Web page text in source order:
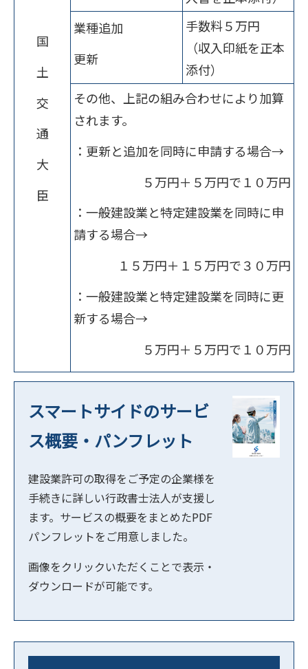
国
土
交
通
大
臣
業種追加
更新
手数料５万円
（収入印紙を正本
添付）
その他、上記の組み合わせにより加算
されます。
：更新と追加を同時に申請する場合→
５万円＋５万円で１０万円
：一般建設業と特定建設業を同時に申
請する場合→
１５万円＋１５万円で３０万円
：一般建設業と特定建設業を同時に更
新する場合→
５万円＋５万円で１０万円
スマートサイドのサービ
ス概要・パンフレット
建設業許可の取得をご予定の企業様を
手続きに詳しい行政書士法人が支援し
ます。サービスの概要をまとめたPDF
パンフレットをご用意しました。
画像をクリックいただくことで表示・
ダウンロードが可能です。